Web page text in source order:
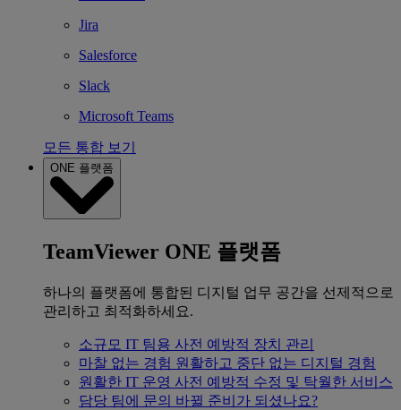
Jira
Salesforce
Slack
Microsoft Teams
모든 통합 보기
ONE 플랫폼
TeamViewer ONE 플랫폼
하나의 플랫폼에 통합된 디지털 업무 공간을 선제적으로
관리하고 최적화하세요.
소규모 IT 팀용 사전 예방적 장치 관리
마찰 없는 경험 원활하고 중단 없는 디지털 경험
원활한 IT 운영 사전 예방적 수정 및 탁월한 서비스
담당 팀에 문의 바뀔 준비가 되셨나요?